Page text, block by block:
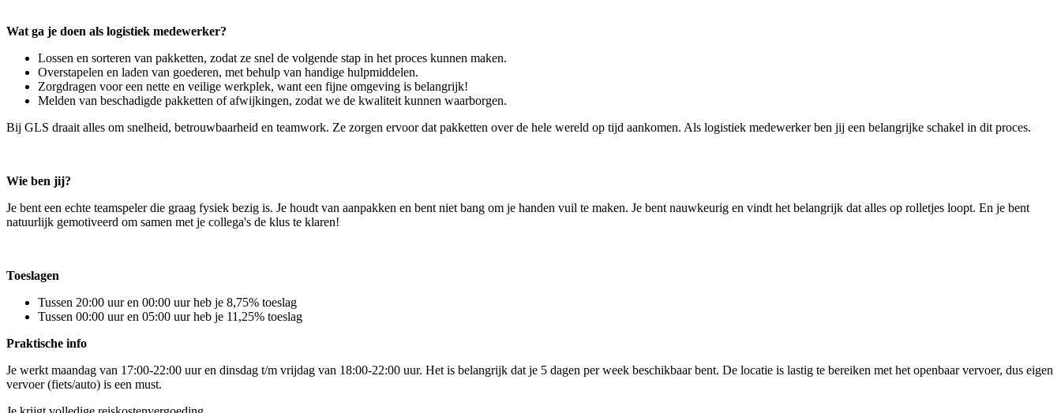
Wat ga je doen als logistiek medewerker?
Lossen en sorteren van pakketten, zodat ze snel de volgende stap in het proces kunnen maken.
Overstapelen en laden van goederen, met behulp van handige hulpmiddelen.
Zorgdragen voor een nette en veilige werkplek, want een fijne omgeving is belangrijk!
Melden van beschadigde pakketten of afwijkingen, zodat we de kwaliteit kunnen waarborgen.
Bij GLS draait alles om snelheid, betrouwbaarheid en teamwork. Ze zorgen ervoor dat pakketten over de hele wereld op tijd aankomen. Als logistiek medewerker ben jij een belangrijke schakel in dit proces.
Wie ben jij?
Je bent een echte teamspeler die graag fysiek bezig is. Je houdt van aanpakken en bent niet bang om je handen vuil te maken. Je bent nauwkeurig en vindt het belangrijk dat alles op rolletjes loopt. En je bent
natuurlijk gemotiveerd om samen met je collega's de klus te klaren!
Toeslagen
Tussen 20:00 uur en 00:00 uur heb je 8,75% toeslag
Tussen 00:00 uur en 05:00 uur heb je 11,25% toeslag
Praktische info
Je werkt maandag van 17:00-22:00 uur en dinsdag t/m vrijdag van 18:00-22:00 uur. Het is belangrijk dat je 5 dagen per week beschikbaar bent. De locatie is lastig te bereiken met het openbaar vervoer, dus eigen
vervoer (fiets/auto) is een must.